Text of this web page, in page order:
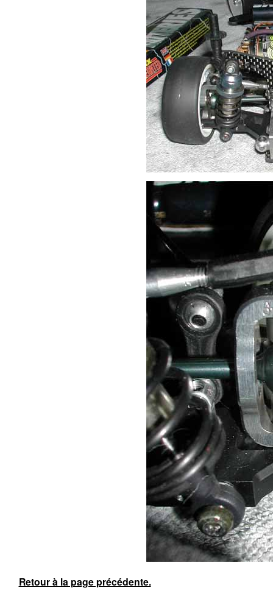
Retour à la page précédente.